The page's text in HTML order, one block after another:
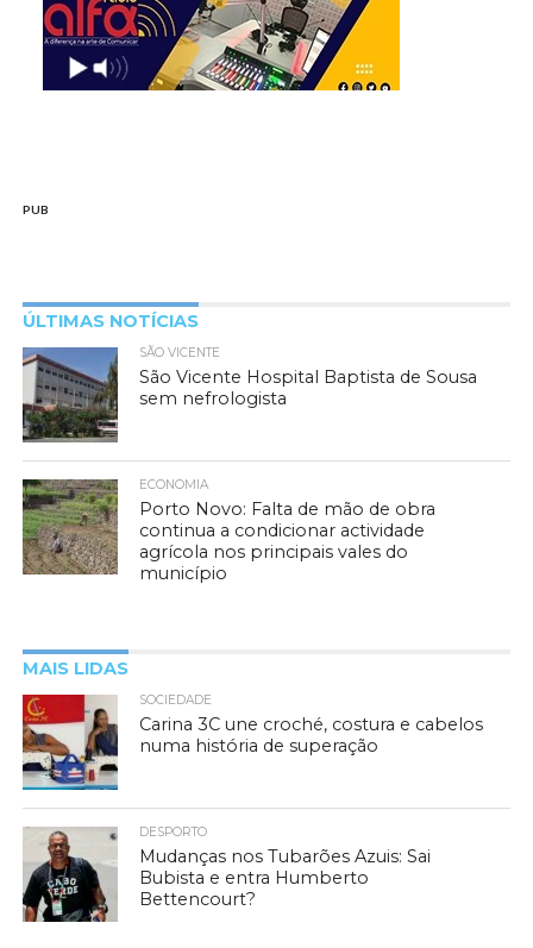
PUB
ÚLTIMAS NOTÍCIAS
SÃO VICENTE
São Vicente Hospital Baptista de Sousa
sem nefrologista
ECONOMIA
Porto Novo: Falta de mão de obra
continua a condicionar actividade
agrícola nos principais vales do
município
MAIS LIDAS
SOCIEDADE
Carina 3C une croché, costura e cabelos
numa história de superação
DESPORTO
Mudanças nos Tubarões Azuis: Sai
Bubista e entra Humberto
Bettencourt?